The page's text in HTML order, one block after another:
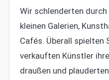
Wir schlenderten durch
kleinen Galerien,
Cafés. Überall spielten
verkauften Künstler
draußen und